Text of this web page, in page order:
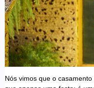
Nós vimos que o